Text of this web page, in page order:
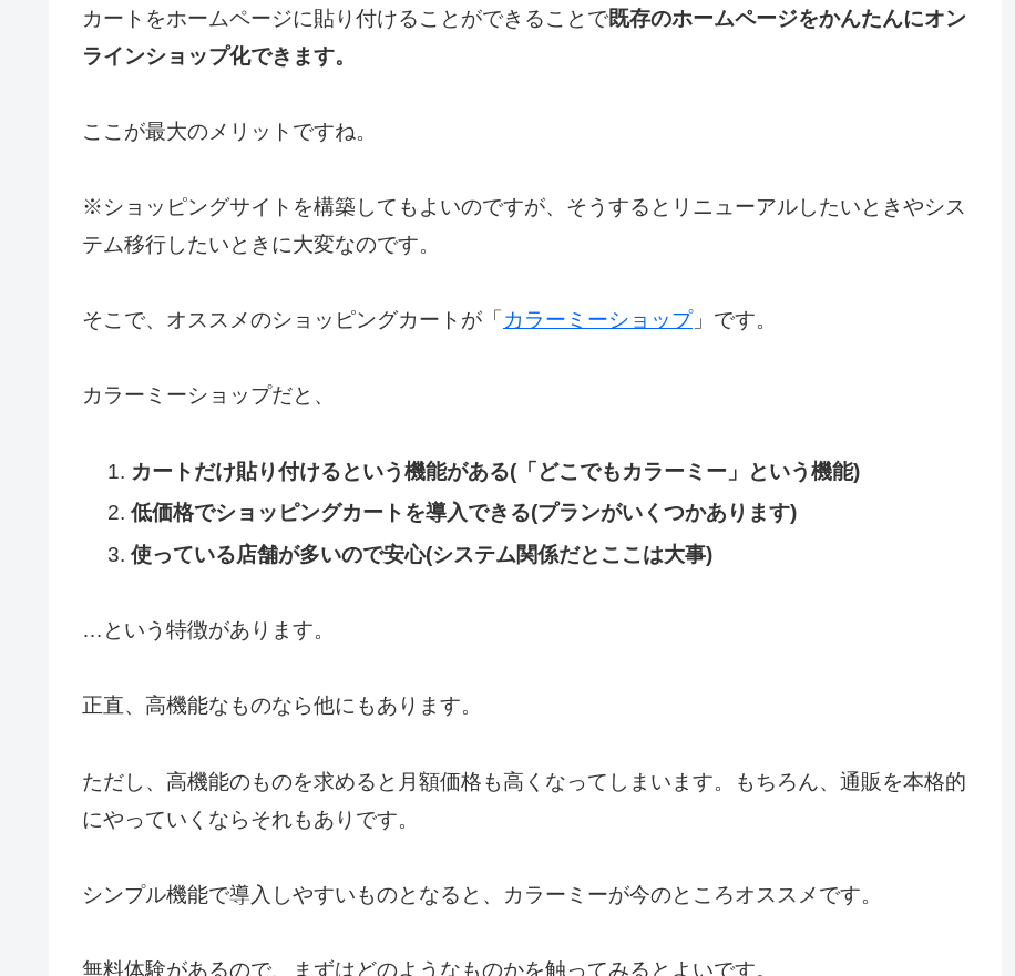
カートをホームページに貼り付けることができることで既存のホームページをかんたんにオン
ラインショップ化できます。
ここが最大のメリットですね。
※ショッピングサイトを構築してもよいのですが、そうするとリニューアルしたいときやシス
テム移行したいときに大変なのです。
そこで、オススメのショッピングカートが「 カラーミーショップ」です。
カラーミーショップだと、
カートだけ貼り付けるという機能がある(「どこでもカラーミー」という機能)
低価格でショッピングカートを導入できる(プランがいくつかあります)
使っている店舗が多いので安心(システム関係だとここは大事)
…という特徴があります。
正直、高機能なものなら他にもあります。
ただし、高機能のものを求めると月額価格も高くなってしまいます。もちろん、通販を本格的
にやっていくならそれもありです。
シンプル機能で導入しやすいものとなると、カラーミーが今のところオススメです。
無料体験があるので、まずはどのようなものかを触ってみるとよいです。